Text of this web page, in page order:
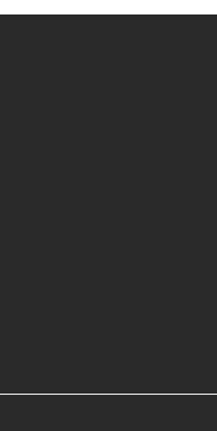
さい。
いたします。「お取り
場合、例外もあります)